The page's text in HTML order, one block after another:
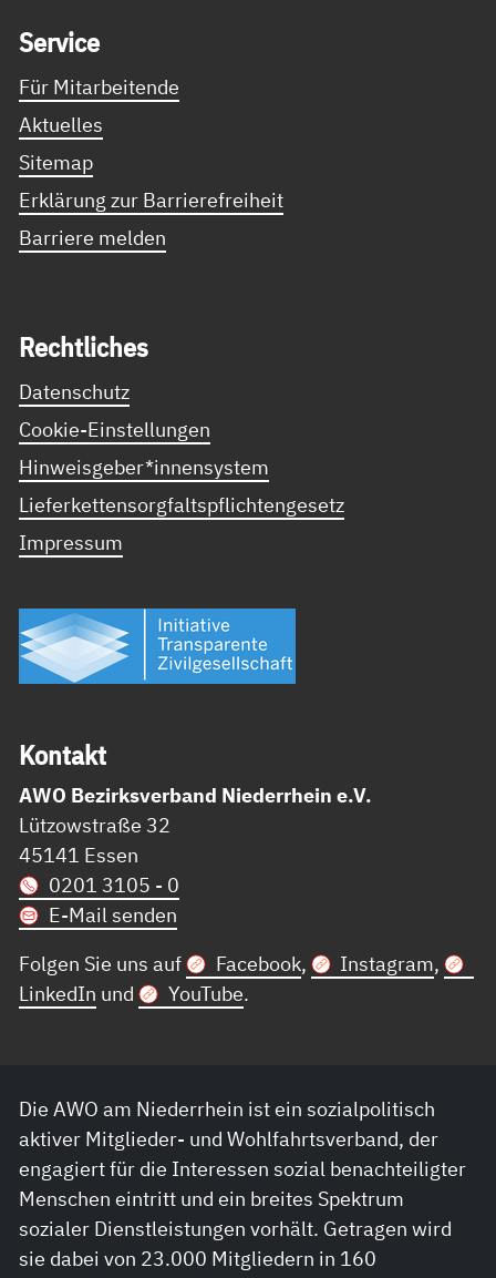
Ser­vice
Für Mitarbeitende
Aktuelles
Sitemap
Erklärung zur Barrierefreiheit
Barriere melden
Recht­li­ches
Datenschutz
Cookie-Einstellungen
Hinweisgeber*innensystem
Lieferkettensorgfaltspflichtengesetz
Impressum
Kon­takt
AWO Bezirksverband Niederrhein e.V.
Lützowstraße 32
45141 Essen
0201 3105 - 0
E-Mail senden
Folgen Sie uns auf
Facebook, Instagram,
LinkedIn und YouTube.
Die AWO am Niederrhein ist ein sozialpolitisch
aktiver Mitglieder- und Wohlfahrtsverband, der
engagiert für die Interessen sozial benachteiligter
Menschen eintritt und ein breites Spektrum
sozialer Dienstleistungen vorhält. Getragen wird
sie dabei von 23.000 Mitgliedern in 160